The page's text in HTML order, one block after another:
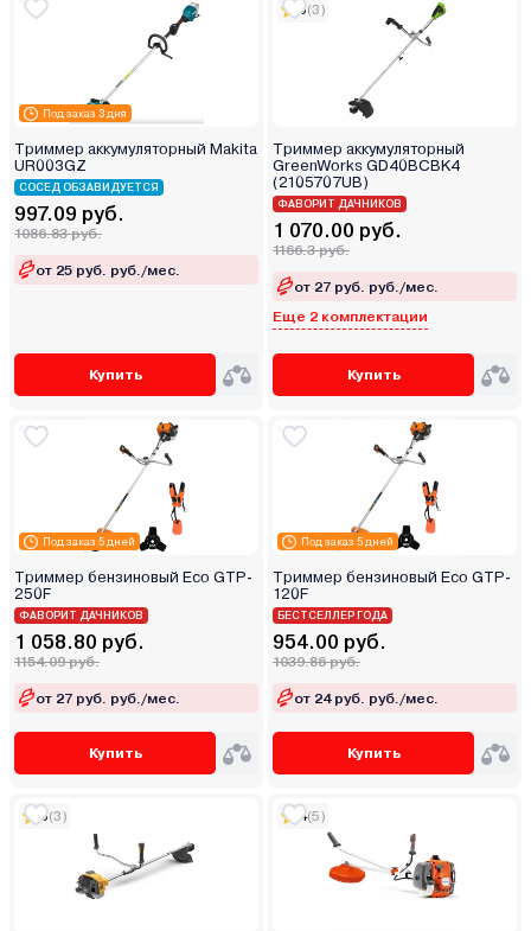
Под заказ 3 дня
Триммер аккумуляторный Makita
UR003GZ
СОСЕД ОБЗАВИДУЕТСЯ
997.09 руб.
1086.83 руб.
от 25 руб. руб./мес.
Купить
5(3)
Триммер аккумуляторный
GreenWorks GD40BCBK4
(2105707UB)
ФАВОРИТ ДАЧНИКОВ
1 070.00 руб.
1166.3 руб.
от 27 руб. руб./мес.
Еще 2 комплектации
Купить
Под заказ 5 дней
Триммер бензиновый Eco GTP-
250F
ФАВОРИТ ДАЧНИКОВ
1 058.80 руб.
1154.09 руб.
от 27 руб. руб./мес.
Купить
Под заказ 5 дней
Триммер бензиновый Eco GTP-
120F
БЕСТСЕЛЛЕР ГОДА
954.00 руб.
1039.86 руб.
от 24 руб. руб./мес.
Купить
5(3) 4(5)